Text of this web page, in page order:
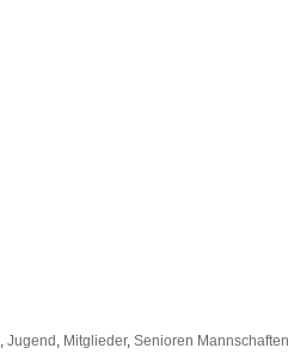
,Jugend , Mitglieder,Senioren